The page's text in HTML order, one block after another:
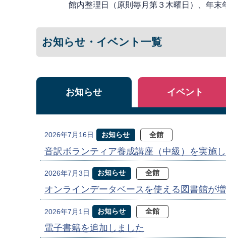
館内整理日（原則毎月第３木曜日）、年末
お知らせ・イベント一覧
お知らせ
2026年7月16日 お知らせ 全館
音訳ボランティア養成講座（中級）を実施
2026年7月3日 お知らせ 全館
オンラインデータベースを使える図書館が
2026年7月1日 お知らせ 全館
電子書籍を追加しました
イベント